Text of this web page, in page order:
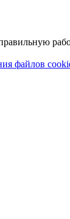
файлов